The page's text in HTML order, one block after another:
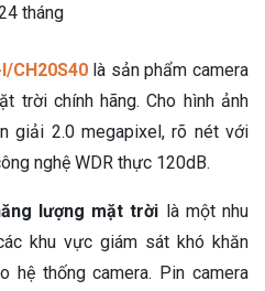
tháng
CH20S40là sản phẩm camera
trời chính hãng. Cho hình ảnh
giải 2.0 megapixel, rõ nét với
nghệ WDR thực 120dB.
lượng mặt trời là một nhu
khu vực giám sát khó khăn
hệ thống camera. Pin camera